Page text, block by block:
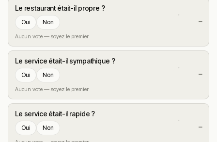
Le restaurant était-il propre ?
Oui Non
Aucun vote — soyez le premier
—
Le service était-il sympathique ?
Oui Non
Aucun vote — soyez le premier
—
Le service était-il rapide ?
Oui Non —